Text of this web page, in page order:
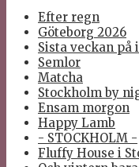
Efter regn
Göteborg 2026
Sista veckan på
Semlor
Matcha
Stockholm by
Ensam morgon
Happy Lamb
- STOCKHOLM -
Fluffy House i